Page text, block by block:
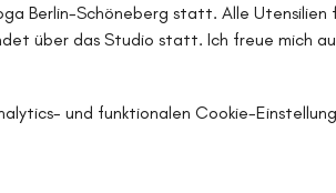
Berlin-Schöneberg statt. Alle
über das Studio statt. Ich freue mich
und funktionalen Cookie-